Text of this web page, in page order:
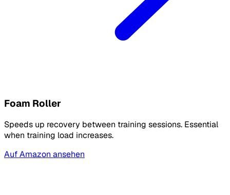
Foam Roller
Speeds up recovery between training sessions. Essential
when training load increases.
Auf Amazon ansehen